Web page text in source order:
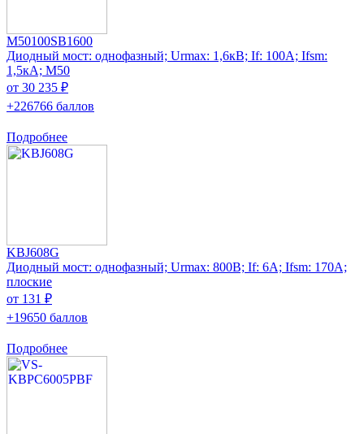
M50100SB1600
Диодный мост: однофазный; Urmax: 1,6кВ; If: 100А; Ifsm:
1,5кА; M50
от 30 235 ₽
+226766 баллов
Подробнее
KBJ608G
Диодный мост: однофазный; Urmax: 800В; If: 6А; Ifsm: 170А;
плоские
от 131 ₽
+19650 баллов
Подробнее